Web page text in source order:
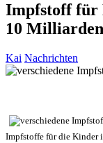
Impfstoff für
10
Kai Nachrichten
Impfstoffe für die Kinder